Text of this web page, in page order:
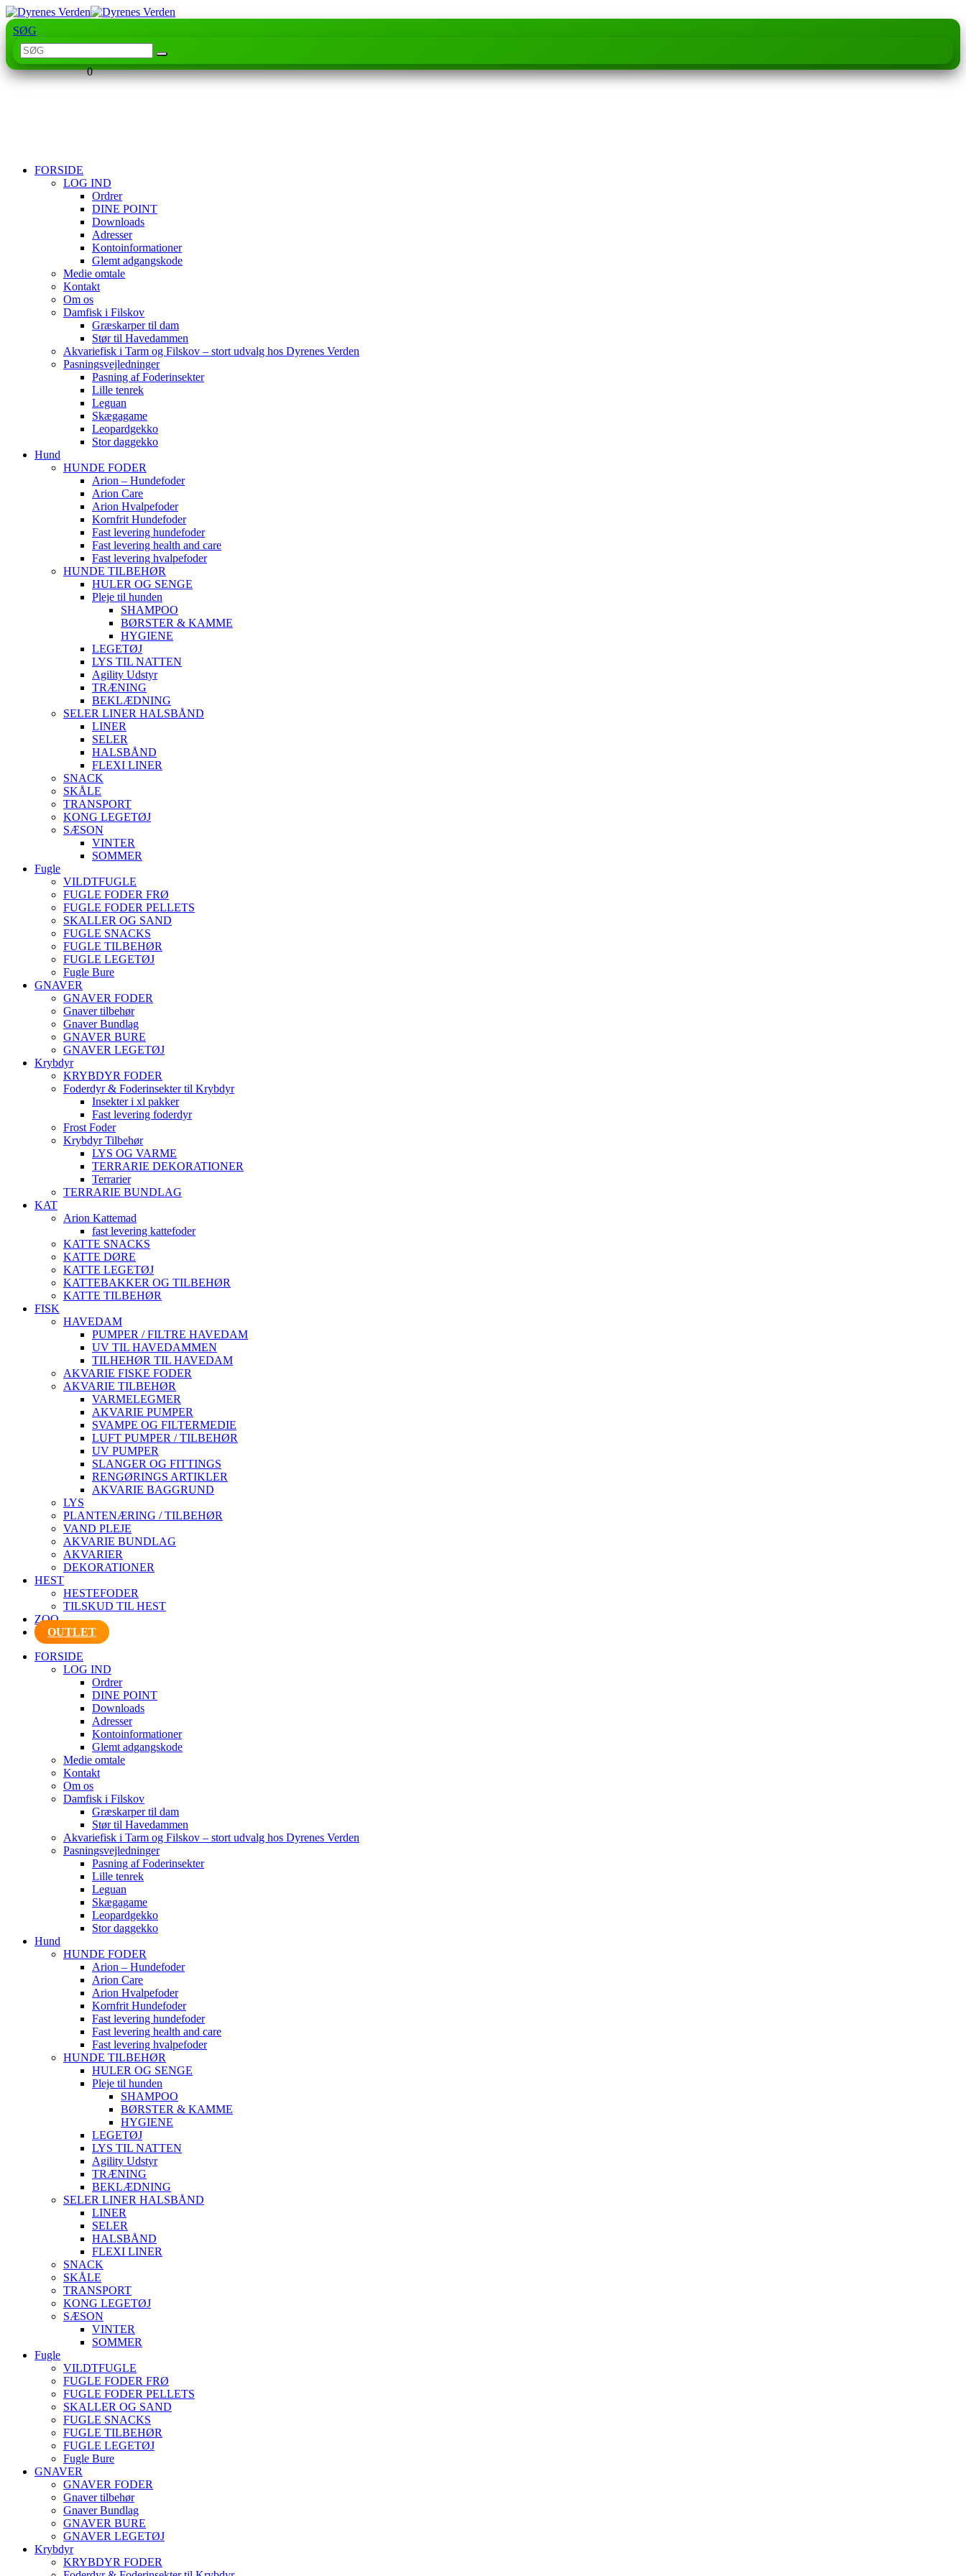
SØG
0
FORSIDE
LOG IND
Ordrer
DINE POINT
Downloads
Adresser
Kontoinformationer
Glemt adgangskode
Medie omtale
Kontakt
Om os
Damfisk i Filskov
Græskarper til dam
Stør til Havedammen
Akvariefisk i Tarm og Filskov – stort udvalg hos Dyrenes Verden
Pasningsvejledninger
Pasning af Foderinsekter
Lille tenrek
Leguan
Skægagame
Leopardgekko
Stor daggekko
Hund
HUNDE FODER
Arion – Hundefoder
Arion Care
Arion Hvalpefoder
Kornfrit Hundefoder
Fast levering hundefoder
Fast levering health and care
Fast levering hvalpefoder
HUNDE TILBEHØR
HULER OG SENGE
Pleje til hunden
SHAMPOO
BØRSTER & KAMME
HYGIENE
LEGETØJ
LYS TIL NATTEN
Agility Udstyr
TRÆNING
BEKLÆDNING
SELER LINER HALSBÅND
LINER
SELER
HALSBÅND
FLEXI LINER
SNACK
SKÅLE
TRANSPORT
KONG LEGETØJ
SÆSON
VINTER
SOMMER
Fugle
VILDTFUGLE
FUGLE FODER FRØ
FUGLE FODER PELLETS
SKALLER OG SAND
FUGLE SNACKS
FUGLE TILBEHØR
FUGLE LEGETØJ
Fugle Bure
GNAVER
GNAVER FODER
Gnaver tilbehør
Gnaver Bundlag
GNAVER BURE
GNAVER LEGETØJ
Krybdyr
KRYBDYR FODER
Foderdyr & Foderinsekter til Krybdyr
Insekter i xl pakker
Fast levering foderdyr
Frost Foder
Krybdyr Tilbehør
LYS OG VARME
TERRARIE DEKORATIONER
Terrarier
TERRARIE BUNDLAG
KAT
Arion Kattemad
fast levering kattefoder
KATTE SNACKS
KATTE DØRE
KATTE LEGETØJ
KATTEBAKKER OG TILBEHØR
KATTE TILBEHØR
FISK
HAVEDAM
PUMPER / FILTRE HAVEDAM
UV TIL HAVEDAMMEN
TILHEHØR TIL HAVEDAM
AKVARIE FISKE FODER
AKVARIE TILBEHØR
VARMELEGMER
AKVARIE PUMPER
SVAMPE OG FILTERMEDIE
LUFT PUMPER / TILBEHØR
UV PUMPER
SLANGER OG FITTINGS
RENGØRINGS ARTIKLER
AKVARIE BAGGRUND
LYS
PLANTENÆRING / TILBEHØR
VAND PLEJE
AKVARIE BUNDLAG
AKVARIER
DEKORATIONER
HEST
HESTEFODER
TILSKUD TIL HEST
ZOO
OUTLET
FORSIDE
LOG IND
Ordrer
DINE POINT
Downloads
Adresser
Kontoinformationer
Glemt adgangskode
Medie omtale
Kontakt
Om os
Damfisk i Filskov
Græskarper til dam
Stør til Havedammen
Akvariefisk i Tarm og Filskov – stort udvalg hos Dyrenes Verden
Pasningsvejledninger
Pasning af Foderinsekter
Lille tenrek
Leguan
Skægagame
Leopardgekko
Stor daggekko
Hund
HUNDE FODER
Arion – Hundefoder
Arion Care
Arion Hvalpefoder
Kornfrit Hundefoder
Fast levering hundefoder
Fast levering health and care
Fast levering hvalpefoder
HUNDE TILBEHØR
HULER OG SENGE
Pleje til hunden
SHAMPOO
BØRSTER & KAMME
HYGIENE
LEGETØJ
LYS TIL NATTEN
Agility Udstyr
TRÆNING
BEKLÆDNING
SELER LINER HALSBÅND
LINER
SELER
HALSBÅND
FLEXI LINER
SNACK
SKÅLE
TRANSPORT
KONG LEGETØJ
SÆSON
VINTER
SOMMER
Fugle
VILDTFUGLE
FUGLE FODER FRØ
FUGLE FODER PELLETS
SKALLER OG SAND
FUGLE SNACKS
FUGLE TILBEHØR
FUGLE LEGETØJ
Fugle Bure
GNAVER
GNAVER FODER
Gnaver tilbehør
Gnaver Bundlag
GNAVER BURE
GNAVER LEGETØJ
Krybdyr
KRYBDYR FODER